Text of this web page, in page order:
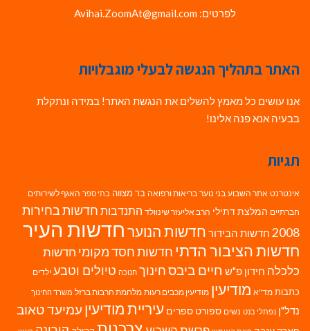
לפרטים: Avihai.ZoomAt@gmail.com
האתר בתהליך הנגשה לבעלי מוגבלויות
אנו עושים כל מאמץ להשלים את הנגשת האתר! במידה ונתקלת
בבעיה אנא פנה אלינו!
תגיות
אינטרנט אתר השבוע בני נוער בריאות ורפואה בר מצווה בתי ספר האגף לשירותים
חברתיים המלצת דתילי הרב אליעזר שינוולד התנדבות חדשות בחירות
2008 חדשות הבידור חדשות הנוערחדשות העיר
חדשות הציבור הדתי חדשות חסד מקומי חדשות
כלכלה חידון פ"ש חיים ביבסחינוך חנוכה טיולים וטבע ילדים
כתבות מד"א מודיעין מודיעין מכבים רעות מלחמת חרבות ברזל משרד החינוך
נדל"ן נפתלי בנט נשים ספורט ספרים עיריית מודיעין עמיעד טאוב